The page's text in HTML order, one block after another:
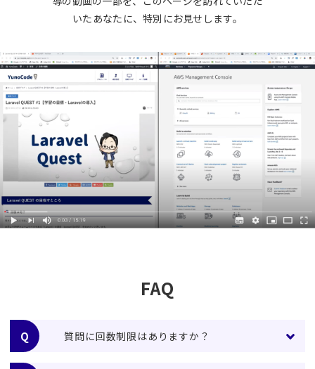
いたあなたに、特別にお見せします。
FAQ
質問に回数制限はありますか？